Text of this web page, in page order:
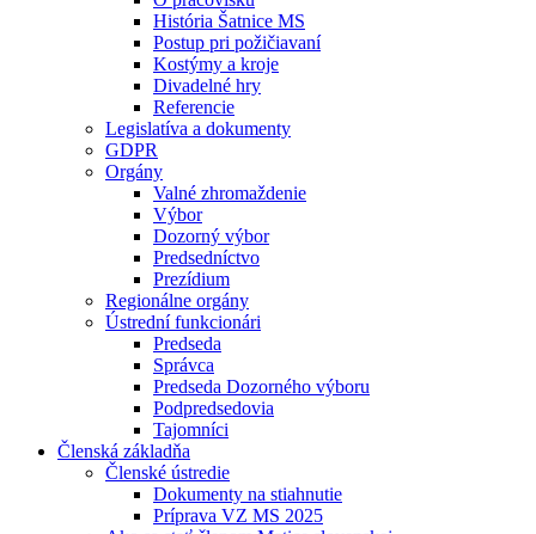
História Šatnice MS
Postup pri požičiavaní
Kostýmy a kroje
Divadelné hry
Referencie
Legislatíva a dokumenty
GDPR
Orgány
Valné zhromaždenie
Výbor
Dozorný výbor
Predsedníctvo
Prezídium
Regionálne orgány
Ústrední funkcionári
Predseda
Správca
Predseda Dozorného výboru
Podpredsedovia
Tajomníci
Členská základňa
Členské ústredie
Dokumenty na stiahnutie
Príprava VZ MS 2025